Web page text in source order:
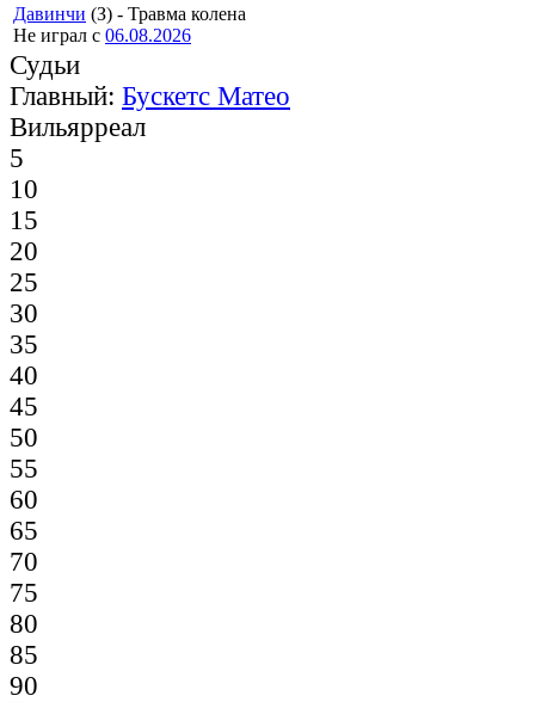
Давинчи (З) - Травма колена
Не играл с 06.08.2026
Судьи
Главный: Бускетс Матео
Вильярреал
5
10
15
20
25
30
35
40
45
50
55
60
65
70
75
80
85
90